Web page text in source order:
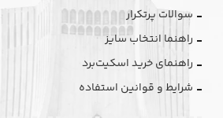
سوالات پرتکرار
راهنما انتخاب سایز
راهنمای خرید اسکیت‌برد
شرایط و قوانین استفاده